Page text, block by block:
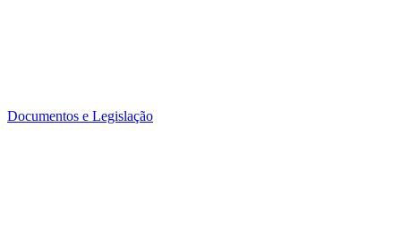
Documentos e Legislação